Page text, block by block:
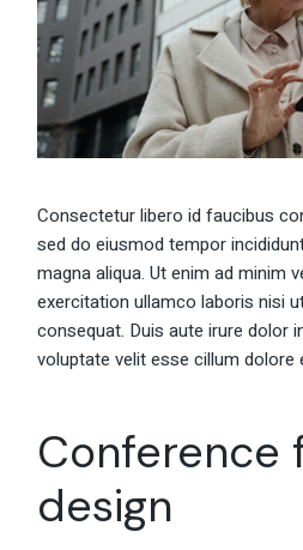
Consectetur libero id faucibus
sed do eiusmod tempor
magna aliqua. Ut enim ad minim
exercitation ullamco laboris nisi
consequat. Duis aute irure dolor
voluptate velit esse cillum dolore
Conference
design